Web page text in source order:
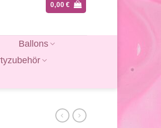
0,00€
Ballons